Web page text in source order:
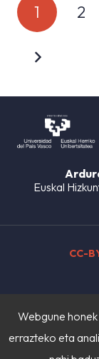
1 2
Euskal
CC-
Webgune
errazteko eta